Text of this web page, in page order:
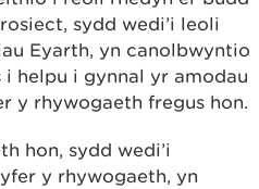
sydd wedi’i leoli
Eyarth, yn canolbwyntio
helpu i gynnal yr amodau
y rhywogaeth fregus hon.
hon, sydd wedi’i
y rhywogaeth, yn